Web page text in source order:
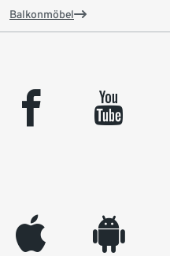
Balkonmöbel
facebook youtube
appleinc android